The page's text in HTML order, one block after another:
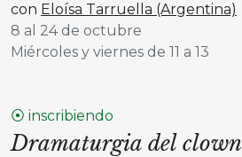
con Eloísa Tarruella (Argentina)
8 al 24 de octubre
Miércoles y viernes de 11 a 13
⦿ inscribiendo
Dramaturgia del clown